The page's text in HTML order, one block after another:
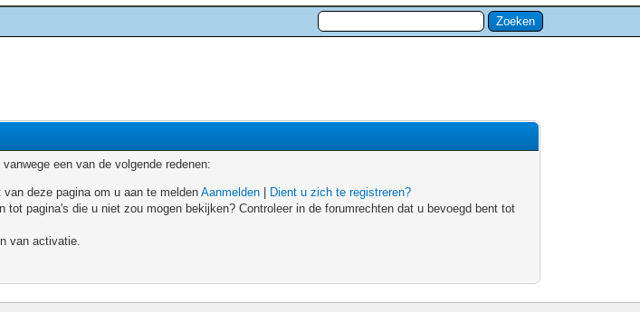
een van de volgende redenen:
van deze pagina om u aan te meldenAanmelden
Dient u zich te registreren?
pagina's die u niet zou mogen bekijken? Controleer in de forumrechten dat u bevoegd bent tot
van activatie.